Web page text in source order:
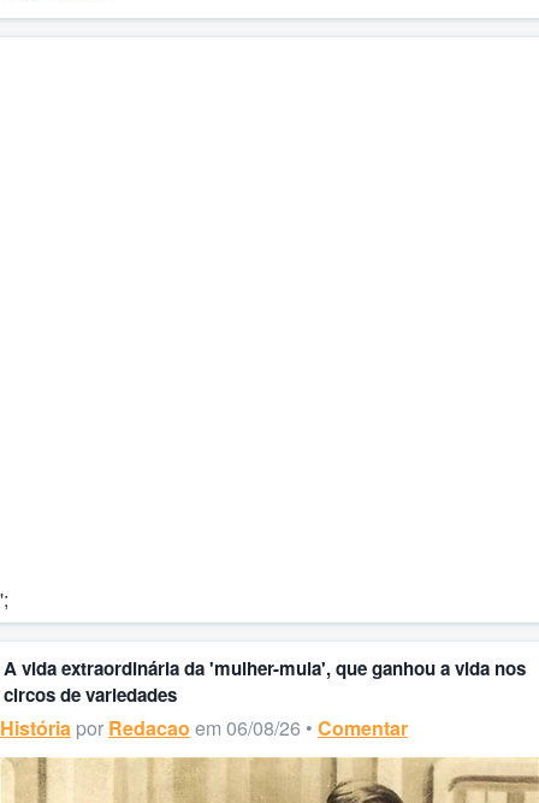
';
A vida extraordinária da 'mulher-mula', que ganhou a vida nos
circos de variedades
História por Redacao em 06/08/26 • Comentar